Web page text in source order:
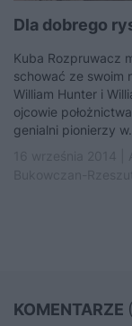
Dla dobrego
Kuba Rozpruwacz
schować ze swoim
William Hunter i
ojcowie
genialni pionierzy
KOMENTARZE